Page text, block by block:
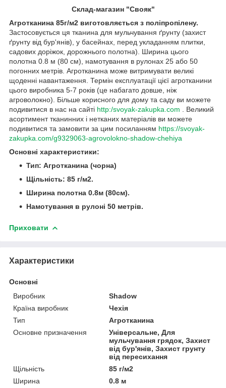
Склад-магазин "Свояк"
Агротканина 85г/м2 виготовляється з поліпропілену.
Застосовується ця тканина для мульчування ґрунту (захист
ґрунту від бур'янів), у басейнах, перед укладанням плитки,
садових доріжок, дорожнього полотна). Ширина цього
полотна 0.8 м (80 см), намотування в рулонах 25 або 50
погонних метрів. Агротканина може витримувати великі
щоденні навантаження. Термін експлуатації цієї агротканини
цього виробника 5-7 років (це набагато довше, ніж
агроволокно). Більше корисного для дому та саду ви можете
подивитися в нас на сайті http:/svoyak-zakupka.com . Великий
асортимент тканинних і нетканих матеріалів ви можете
подивитися та замовити за цим посиланням https://svoyak-
zakupka.com/g9329063-agrovolokno-shadow-chehiya
Основні характеристики:
Тип: Агротканина (чорна)
Щільність: 85 г/м2.
Ширина полотна 0.8м (80см).
Намотування в рулоні 50 метрів.
Приховати
Характеристики
Основні
Виробник
Shadow
Країна виробник
Чехія
Тип
Агротканина
Основне призначення
Універсальне, Для
мульчування грядок, Захист
від бур'янів, Захист грунту
від пересихання
Щільність
85 г/м2
Ширина
0.8 м